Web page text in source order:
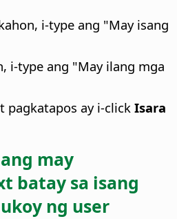
i-type ang "May isang
i-type ang "May ilang mga
pagkatapos ay i-click Isara
may
batay sa isang
ng user